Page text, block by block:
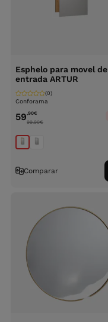
Esphelo para movel de
entrada ARTUR
Conforama
(0)
59,90€
99.90€
Comparar